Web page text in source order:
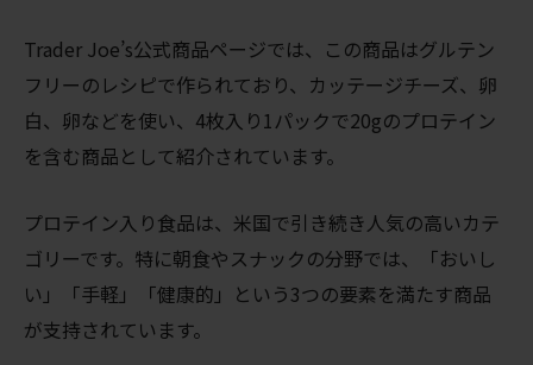
Trader Joe’s公式商品ページでは、この商品はグルテン
フリーのレシピで作られており、カッテージチーズ、卵
白、卵などを使い、4枚入り1パックで20gのプロテイン
を含む商品として紹介されています。
プロテイン入り食品は、米国で引き続き人気の高いカテ
ゴリーです。特に朝食やスナックの分野では、「おいし
い」「手軽」「健康的」という3つの要素を満たす商品
が支持されています。